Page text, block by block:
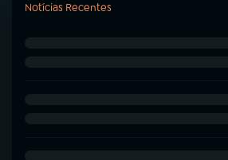
Notícias Recentes